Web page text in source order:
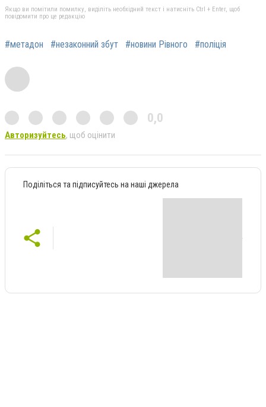
Якщо ви помітили помилку, виділіть необхідний текст і натисніть Ctrl + Enter, щоб
повідомити про це редакцію
#метадон #незаконний збут #новини Рівного #поліція
0,0
Авторизуйтесь, щоб оцінити
Поділіться та підписуйтесь на наші джерела